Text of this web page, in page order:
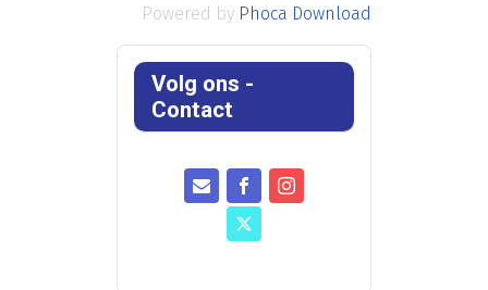
Powered by Phoca Download
Volg ons -
Contact